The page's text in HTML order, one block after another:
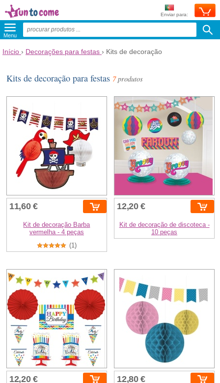
Enviar para:
Menu
Início › Decorações para festas › Kits de decoração
Kits de decoração para festas 7produtos
11,60 €
Kit de decoração Barba
vermelha - 4 peças
(1)
12,20 €
Kit de decoração de discoteca -
10 peças
12,20 € 12,80 €